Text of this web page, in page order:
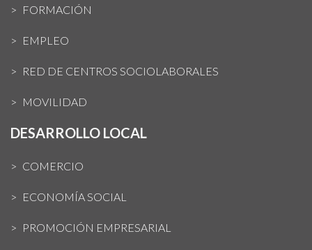
FORMACIÓN
EMPLEO
RED DE CENTROS SOCIOLABORALES
MOVILIDAD
DESARROLLO LOCAL
COMERCIO
ECONOMÍA SOCIAL
PROMOCIÓN EMPRESARIAL